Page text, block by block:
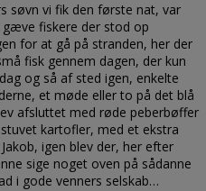
søvn vi fik den første nat, var
fiskere der stod op
for at gå på stranden, her der
fisk gennem dagen, der kun
og så af sted igen, enkelte
et møde eller to på det blå
afsluttet med røde peberbøffer
kartofler, med et ekstra
igen blev der, her efter
sige noget oven på sådanne
i gode venners selskab…